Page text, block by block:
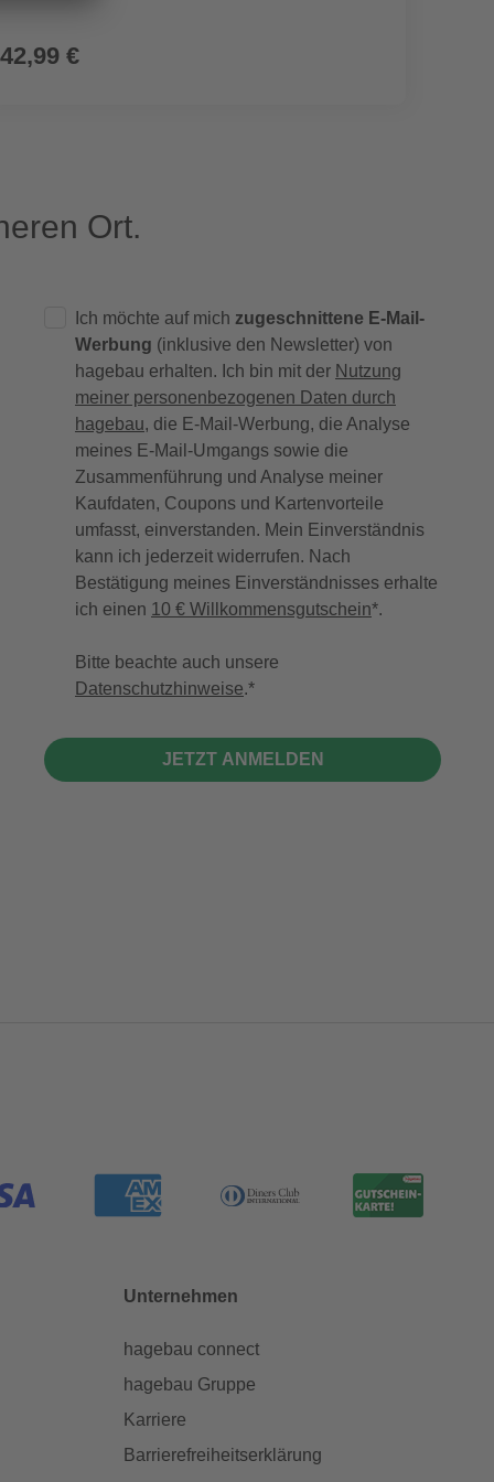
42,99 €
Ort.
Ich möchte auf mich zugeschnittene E-Mail-
Werbung (inklusive den Newsletter) von
hagebau erhalten. Ich bin mit der Nutzung
meiner personenbezogenen Daten durch
hagebau, die E-Mail-Werbung, die Analyse
meines E-Mail-Umgangs sowie die
Zusammenführung und Analyse meiner
Kaufdaten, Coupons und Kartenvorteile
umfasst, einverstanden. Mein Einverständnis
kann ich jederzeit widerrufen. Nach
Bestätigung meines Einverständnisses erhalte
ich einen 10 € Willkommensgutschein*.
Bitte beachte auch unsere
Datenschutzhinweise.
JETZT ANMELDEN
Unternehmen
hagebau connect
hagebau Gruppe
Karriere
Barrierefreiheitserklärung